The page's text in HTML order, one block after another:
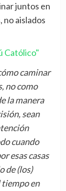
juntos en
aislados
Católico"
caminar
no como
la manera
sean
cuando
esas casas
de (los)
tiempo en